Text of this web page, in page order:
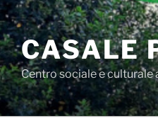
CASALE
Centro sociale e culturale